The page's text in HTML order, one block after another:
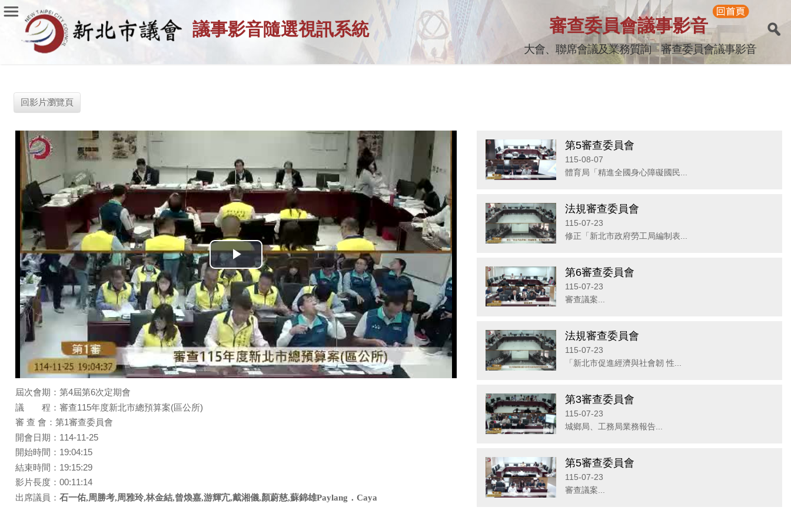
議事影音隨選視訊系統 審查委員會議事影音
大會、聯席會議及業務質詢 審查委員會議事影音
回影片瀏覽頁
Play
Video
屆次會期：第4屆第6次定期會
議 程：審查115年度新北市總預算案(區公所)
審 查 會：第1審查委員會
開會日期：114-11-25
開始時間：19:04:15
結束時間：19:15:29
影片長度：00:11:14
出席議員：石一佑,周勝考,周雅玲,林金結,曾煥嘉,游輝宂,戴湘儀,顏蔚慈,蘇錦雄Paylang．Caya
第5審查委員會
115-08-07
體育局「精進全國身心障礙國民...
法規審查委員會
115-07-23
修正「新北市政府勞工局編制表...
第6審查委員會
115-07-23
審查議案...
法規審查委員會
115-07-23
「新北市促進經濟與社會韌 性...
第3審查委員會
115-07-23
城鄉局、工務局業務報告...
第5審查委員會
115-07-23
審查議案...